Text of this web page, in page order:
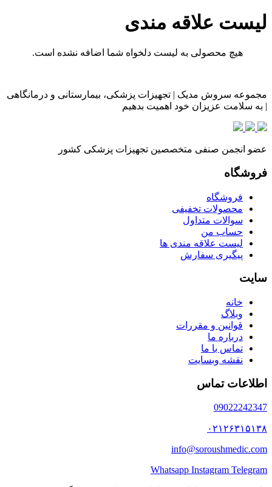
لیست علاقه مندی
هیچ محصولی به لیست دلخواه شما اضافه نشده است.
مجموعه سروش مدیک | تجهیزات پزشکی، بیمارستانی و درمانگاهی
| به سلامت عزیزان خود اهمیت بدهیم
عضو انجمن صنفی متخصصین تجهیزات پزشکی کشور
فروشگاه
فروشگاه
محصولات تخفیفی
سوالات متداول
حساب من
لیست علاقه مندی ها
پیگیری سفارش
سایت
خانه
وبلاگ
قوانین و مقررات
درباره ما
تماس با ما
نقشه وبسایت
اطلاعات تماس
09022242347
۰۲۱۲۶۳۱۵۱۳۸
info@soroushmedic.com
Whatsapp Instagram Telegram